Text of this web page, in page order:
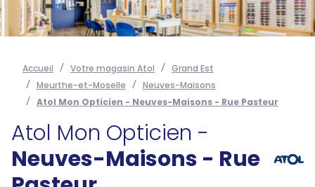
Accueil Votre magasin Atol
Grand Est
Meurthe-et-Moselle
Neuves-Maisons
Atol Mon Opticien - Neuves-Maisons - Rue Pasteur
Atol Mon Opticien -
Neuves-Maisons - Rue